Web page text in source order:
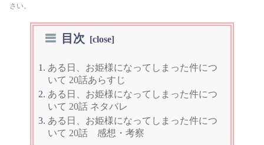
さい。
目次
ある日、お姫様になってしまった件につ
いて 20話あらすじ
ある日、お姫様になってしまった件につ
いて 20話 ネタバレ
ある日、お姫様になってしまった件につ
いて 20話 感想・考察